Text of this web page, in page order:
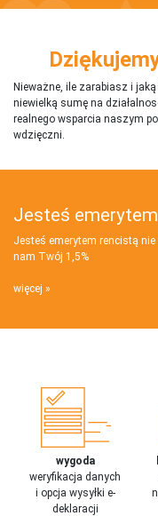
Nieważne, ile zarabiasz i
niewielką sumę na
realnego wsparcia naszym
wdzięczni.
Jesteś
Jesteś emerytem rencistą
nam Twój 1,5%
więcej
wygoda
weryfikacja danych
i opcja wysyłki e-
deklaracji